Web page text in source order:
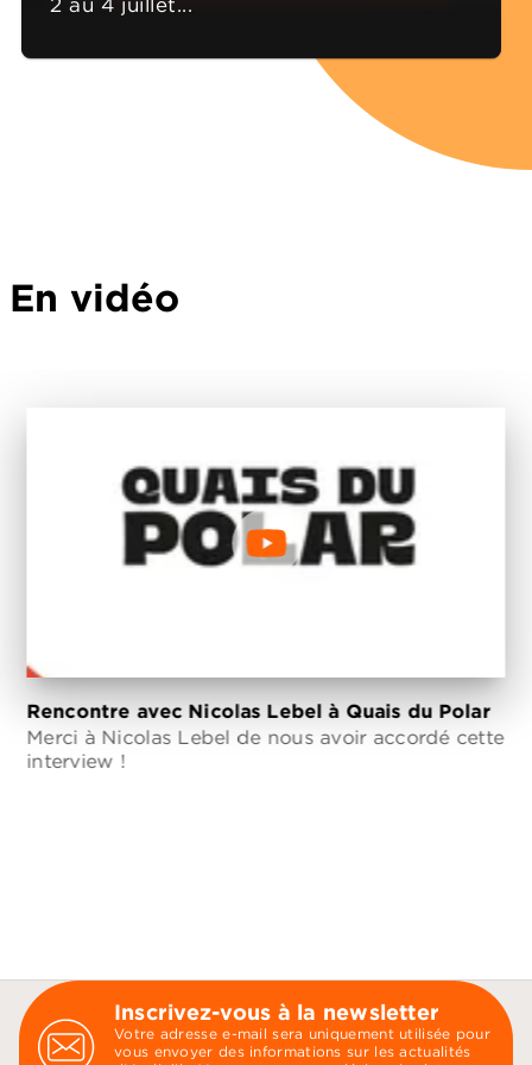
En vidéo
Rencontre avec Nicolas Lebel à Quais du Polar
Merci à Nicolas Lebel de nous avoir accordé cette
interview !
Inscrivez-vous à la newsletter
Votre adresse e-mail sera uniquement utilisée pour
vous envoyer des informations sur les actualités